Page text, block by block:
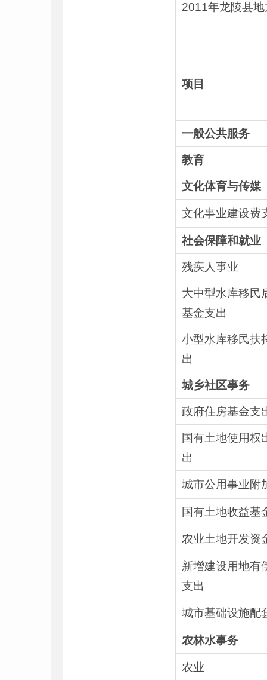
2011年龙陵县
项目
一般公共服务
教育
文化体育与传媒
文化事业建设费
社会保障和就业
残疾人事业
大中型水库移民
基金支出
小型水库移民扶
出
城乡社区事务
政府住房基金支
国有土地使用权
出
城市公用事业附
国有土地收益基
农业土地开发资
新增建设用地有
支出
城市基础设施配
农林水事务
农业